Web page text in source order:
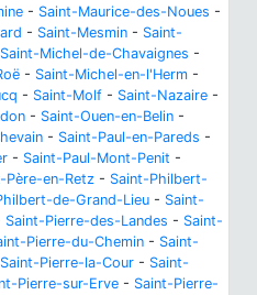
- Saint-Maurice-des-Noues -
- Saint-Mesmin - Saint-
Saint-Michel-de-Chavaignes -
- Saint-Michel-en-l'Herm -
- Saint-Molf - Saint-Nazaire -
- Saint-Ouen-en-Belin -
- Saint-Paul-en-Pareds -
- Saint-Paul-Mont-Penit -
Père-en-Retz - Saint-Philbert-
de-Grand-Lieu - Saint-
Saint-Pierre-des-Landes - Saint-
Pierre-du-Chemin - Saint-
Saint-Pierre-la-Cour - Saint-
Pierre-sur-Erve - Saint-Pierre-